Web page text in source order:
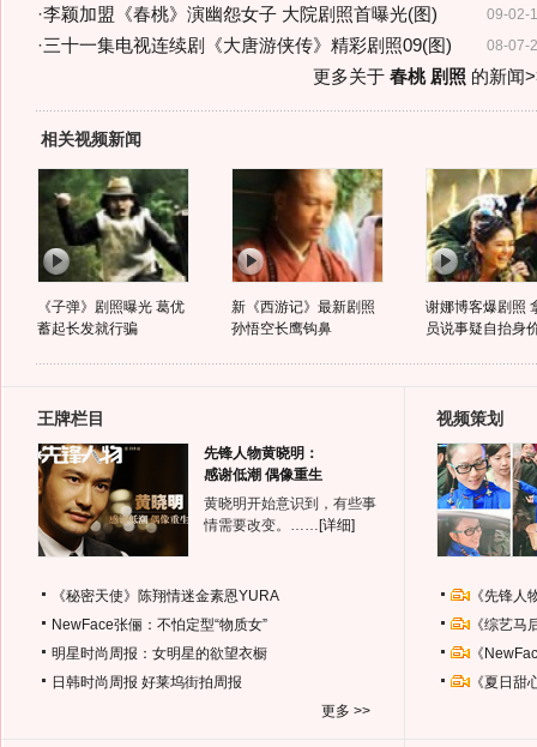
09-02-
·李颖加盟《春桃》演幽怨女子 大院剧照首曝光(图)
08-07-
·三十一集电视连续剧《大唐游侠传》精彩剧照09(图)
更多关于 春桃 剧照 的新闻
相关视频新闻
《子弹》剧照曝光 葛优
蓄起长发就行骗
新《西游记》最新剧照
孙悟空长鹰钩鼻
谢娜博客爆剧照
员说事疑自抬身
王牌栏目
先锋人物黄晓明：
感谢低潮 偶像重生
黄晓明开始意识到，有些事
情需要改变。…… [详细]
《秘密天使》陈翔情迷金素恩YURA
NewFace张俪：不怕定型“物质女”
明星时尚周报：女明星的欲望衣橱
日韩时尚周报 好莱坞街拍周报
更多 >>
视频策划
《先锋
《综艺
《
《夏日